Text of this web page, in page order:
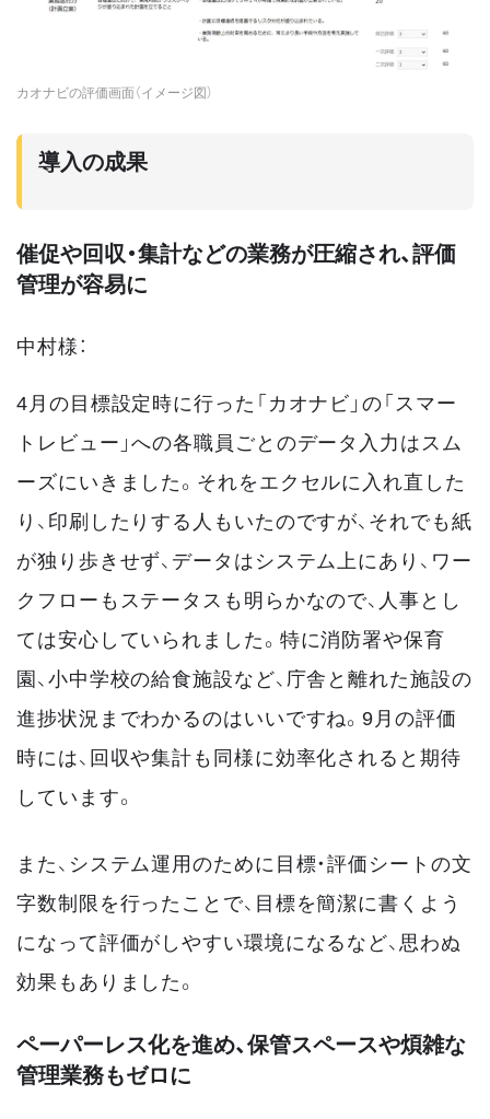
カオナビの評価画面（イメージ図）
導入の成果
催促や回収・集計などの業務が圧縮され、評価
管理が容易に
中村様：
4月の目標設定時に行った「カオナビ」の「スマー
トレビュー」への各職員ごとのデータ入力はスム
ーズにいきました。それをエクセルに入れ直した
り、印刷したりする人もいたのですが、それでも紙
が独り歩きせず、データはシステム上にあり、ワー
クフローもステータスも明らかなので、人事とし
ては安心していられました。特に消防署や保育
園、小中学校の給食施設など、庁舎と離れた施設の
進捗状況までわかるのはいいですね。9月の評価
時には、回収や集計も同様に効率化されると期待
しています。
また、システム運用のために目標・評価シートの文
字数制限を行ったことで、目標を簡潔に書くよう
になって評価がしやすい環境になるなど、思わぬ
効果もありました。
ペーパーレス化を進め、保管スペースや煩雑な
管理業務もゼロに